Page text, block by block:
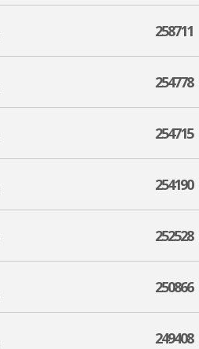
258711
254778
254715
254190
252528
250866
249408